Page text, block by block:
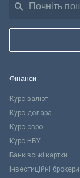
Фінанси
Курс валют
Курс долара
Курс євро
Курс НБУ
Банківські картки
Інвестиційні брокери